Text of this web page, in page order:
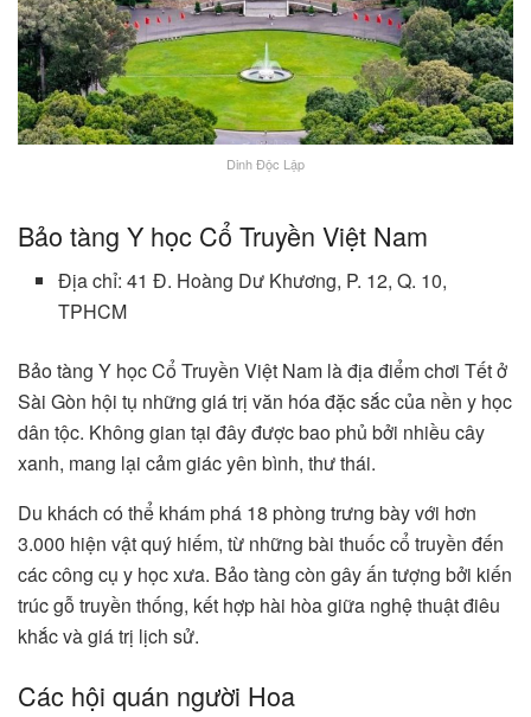
Dinh Độc Lập
Bảo tàng Y học Cổ Truyền Việt Nam
Địa chỉ: 41 Đ. Hoàng Dư Khương, P. 12, Q. 10,
TPHCM
Bảo tàng Y học Cổ Truyền Việt Nam là địa điểm chơi Tết ở
Sài Gòn hội tụ những giá trị văn hóa đặc sắc của nền y học
dân tộc. Không gian tại đây được bao phủ bởi nhiều cây
xanh, mang lại cảm giác yên bình, thư thái.
Du khách có thể khám phá 18 phòng trưng bày với hơn
3.000 hiện vật quý hiếm, từ những bài thuốc cổ truyền đến
các công cụ y học xưa. Bảo tàng còn gây ấn tượng bởi kiến
trúc gỗ truyền thống, kết hợp hài hòa giữa nghệ thuật điêu
khắc và giá trị lịch sử.
Các hội quán người Hoa